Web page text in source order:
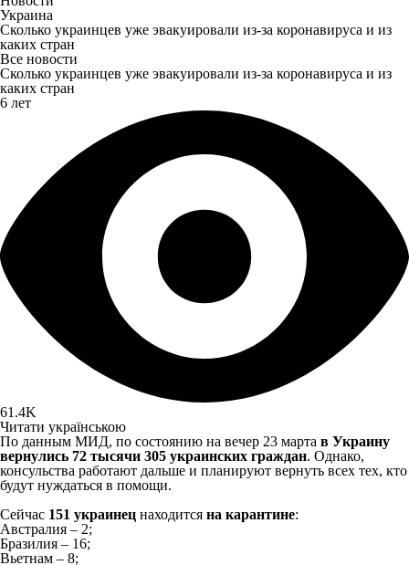
Украина
Сколько украинцев уже эвакуировали из-за коронавируса и из
каких стран
Все новости
Сколько украинцев уже эвакуировали из-за коронавируса и из
каких стран
6 лет
61.4K
Читати українською
По данным МИД, по состоянию на вечер 23 марта в Украину
вернулись 72 тысячи 305 украинских граждан. Однако,
консульства работают дальше и планируют вернуть всех тех, кто
будут нуждаться в помощи.
Сейчас 151 украинец находится на карантине:
Австралия – 2;
Бразилия – 16;
Вьетнам – 8;